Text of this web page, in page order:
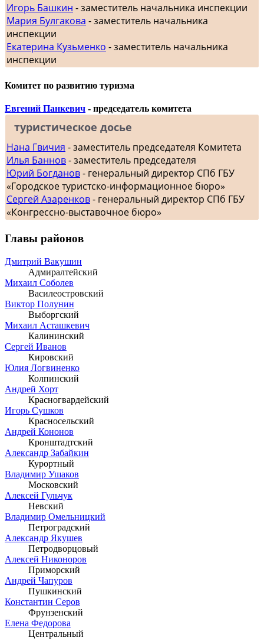
Игорь Башкин - заместитель начальника инспекции
Мария Булгакова - заместитель начальника
инспекции
Екатерина Кузьменко - заместитель начальника
инспекции
Комитет по развитию туризма
Евгений Панкевич - председатель комитета
туристическое досье
Нана Гвичия - заместитель председателя Комитета
Илья Баннов- заместитель председателя
Юрий Богданов- генеральный директор СПб ГБУ
«Городское туристско-информационное бюро»
Сергей Азаренков- генеральный директор СПб ГБУ
«Конгрессно-выставочное бюро»
Главы районов
Дмитрий Вакушин
Адмиралтейский
Михаил Соболев
Василеостровский
Виктор Полунин
Выборгский
Михаил Асташкевич
Калининский
Сергей Иванов
Кировский
Юлия Логвиненко
Колпинский
Андрей Хорт
Красногвардейский
Игорь Сушков
Красносельский
Андрей Кононов
Кронштадтский
Александр Забайкин
Курортный
Владимир Ушаков
Московский
Алексей Гульчук
Невский
Владимир Омельницкий
Петроградский
Александр Якушев
Петродворцовый
Алексей Никоноров
Приморский
Андрей Чапуров
Пушкинский
Константин Серов
Фрунзенский
Елена Федорова
Центральный